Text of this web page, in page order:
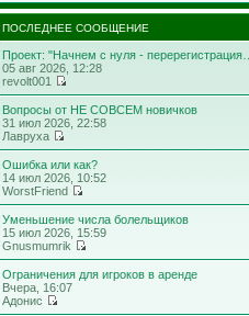
ПОСЛЕДНЕЕ СООБЩЕНИЕ
Проект: "Начнем с нуля - перерегистрация…
05 авг 2026, 12:28
revolt001
Вопросы от НЕ СОВСЕМ новичков
31 июл 2026, 22:58
Лавруха
Ошибка или как?
14 июл 2026, 10:52
WorstFriend
Уменьшение числа болельщиков
15 июл 2026, 15:59
Gnusmumrik
Ограничения для игроков в аренде
Вчера, 16:07
Адонис